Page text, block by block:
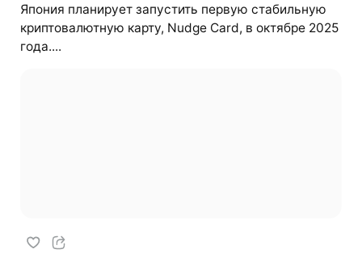
Япония планирует запустить первую стабильную
криптовалютную карту, Nudge Card, в октябре 2025
года....